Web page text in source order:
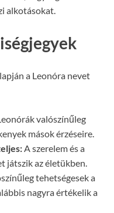
alkotásokat.
a Leonóra nevet
valószínűleg
mások érzéseire.
A szerelem és a
játszik az életükben.
tehetségesek a
nagyra értékelik a